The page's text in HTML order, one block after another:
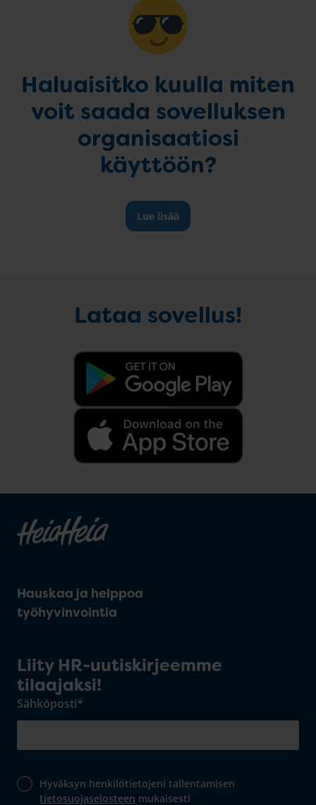
Haluaisitko kuulla miten
voit saada sovelluksen
organisaatiosi
käyttöön?
Lue lisää
Lataa sovellus!
Hauskaa ja helppoa
työhyvinvointia
Liity HR-uutiskirjeemme
tilaajaksi!
Sähköposti*
Hyväksyn henkilötietojeni tallentamisen
tietosuojaselosteen mukaisesti